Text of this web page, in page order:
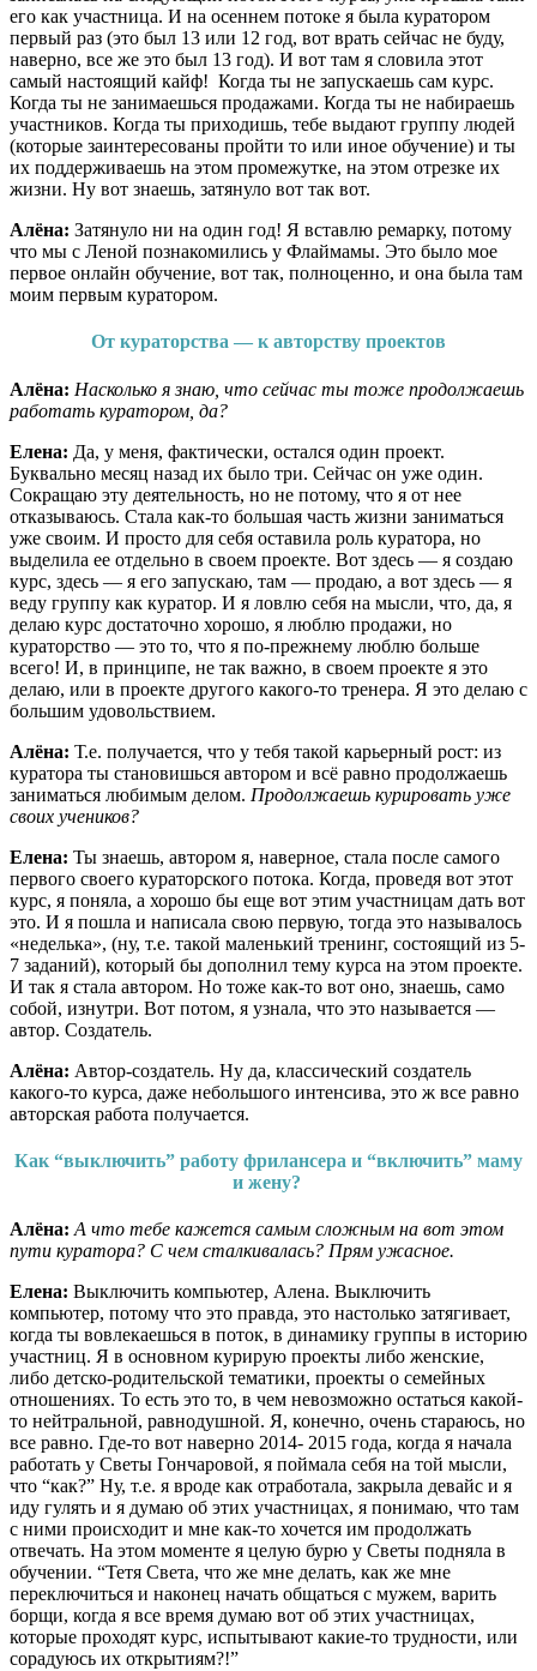
его как участница. И на осеннем потоке я была куратором
первый раз (это был 13 или 12 год, вот врать сейчас не буду,
наверно, все же это был 13 год). И вот там я словила этот
самый настоящий кайф! Когда ты не запускаешь сам курс.
Когда ты не занимаешься продажами. Когда ты не набираешь
участников. Когда ты приходишь, тебе выдают группу людей
(которые заинтересованы пройти то или иное обучение) и ты
их поддерживаешь на этом промежутке, на этом отрезке их
жизни. Ну вот знаешь, затянуло вот так вот.
Алёна: Затянуло ни на один год! Я вставлю ремарку, потому
что мы с Леной познакомились у Флаймамы. Это было мое
первое онлайн обучение, вот так, полноценно, и она была там
моим первым куратором.
От кураторства — к авторству проектов
Алёна: Насколько я знаю, что сейчас ты тоже продолжаешь
работать куратором, да?
Елена: Да, у меня, фактически, остался один проект.
Буквально месяц назад их было три. Сейчас он уже один.
Сокращаю эту деятельность, но не потому, что я от нее
отказываюсь. Стала как-то большая часть жизни заниматься
уже своим. И просто для себя оставила роль куратора, но
выделила ее отдельно в своем проекте. Вот здесь — я создаю
курс, здесь — я его запускаю, там — продаю, а вот здесь — я
веду группу как куратор. И я ловлю себя на мысли, что, да, я
делаю курс достаточно хорошо, я люблю продажи, но
кураторство — это то, что я по-прежнему люблю больше
всего! И, в принципе, не так важно, в своем проекте я это
делаю, или в проекте другого какого-то тренера. Я это делаю с
большим удовольствием.
Алёна: Т.е. получается, что у тебя такой карьерный рост: из
куратора ты становишься автором и всё равно продолжаешь
заниматься любимым делом. Продолжаешь курировать уже
своих учеников?
Елена: Ты знаешь, автором я, наверное, стала после самого
первого своего кураторского потока. Когда, проведя вот этот
курс, я поняла, а хорошо бы еще вот этим участницам дать вот
это. И я пошла и написала свою первую, тогда это называлось
«неделька», (ну, т.е. такой маленький тренинг, состоящий из 5-
7 заданий), который бы дополнил тему курса на этом проекте.
И так я стала автором. Но тоже как-то вот оно, знаешь, само
собой, изнутри. Вот потом, я узнала, что это называется —
автор. Создатель.
Алёна: Автор-создатель. Ну да, классический создатель
какого-то курса, даже небольшого интенсива, это ж все равно
авторская работа получается.
Как “выключить” работу фрилансера и “включить” маму
и жену?
Алёна: А что тебе кажется самым сложным на вот этом
пути куратора? С чем сталкивалась? Прям ужасное.
Елена: Выключить компьютер, Алена. Выключить
компьютер, потому что это правда, это настолько затягивает,
когда ты вовлекаешься в поток, в динамику группы в историю
участниц. Я в основном курирую проекты либо женские,
либо детско-родительской тематики, проекты о семейных
отношениях. То есть это то, в чем невозможно остаться какой-
то нейтральной, равнодушной. Я, конечно, очень стараюсь, но
все равно. Где-то вот наверно 2014- 2015 года, когда я начала
работать у Светы Гончаровой, я поймала себя на той мысли,
что “как?” Ну, т.е. я вроде как отработала, закрыла девайс и я
иду гулять и я думаю об этих участницах, я понимаю, что там
с ними происходит и мне как-то хочется им продолжать
отвечать. На этом моменте я целую бурю у Светы подняла в
обучении. “Тетя Света, что же мне делать, как же мне
переключиться и наконец начать общаться с мужем, варить
борщи, когда я все время думаю вот об этих участницах,
которые проходят курс, испытывают какие-то трудности, или
сорадуюсь их открытиям?!”